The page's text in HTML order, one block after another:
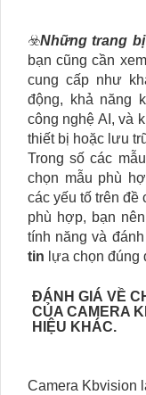
☣️Những trang
bạn cũng cần
cung cấp như
động, khả năng
công nghệ AI, và
thiết bị hoặc lưu
Trong số các
chọn mẫu phù
các yếu tố trên đề
phù hợp, bạn
tính năng và
tin lựa chọn đúng
ĐÁNH GIÁ VỀ
CỦA CAMERA
HIỆU KHÁC.
Camera Kbvision